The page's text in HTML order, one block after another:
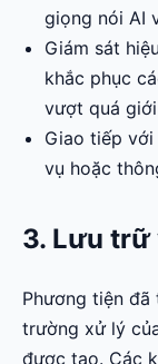
giọng nói AI
Giám sát
khắc phục
vượt quá giới
Giao tiếp
vụ hoặc
3. Lưu trữ
Phương tiện
trường xử lý
được tạo. Các